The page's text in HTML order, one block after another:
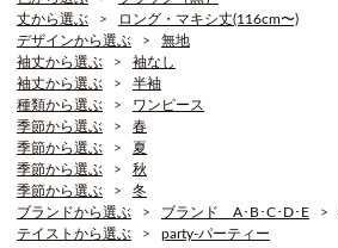
丈から選ぶ
ロング・マキシ丈(116cm〜)
デザインから選ぶ
無地
袖丈から選ぶ
袖なし
袖丈から選ぶ
半袖
種類から選ぶ
ワンピース
季節から選ぶ
春
季節から選ぶ
夏
季節から選ぶ
秋
季節から選ぶ
冬
ブランドから選ぶ
ブランド A･B･C･D･E
テイストから選ぶ
party-パーティー